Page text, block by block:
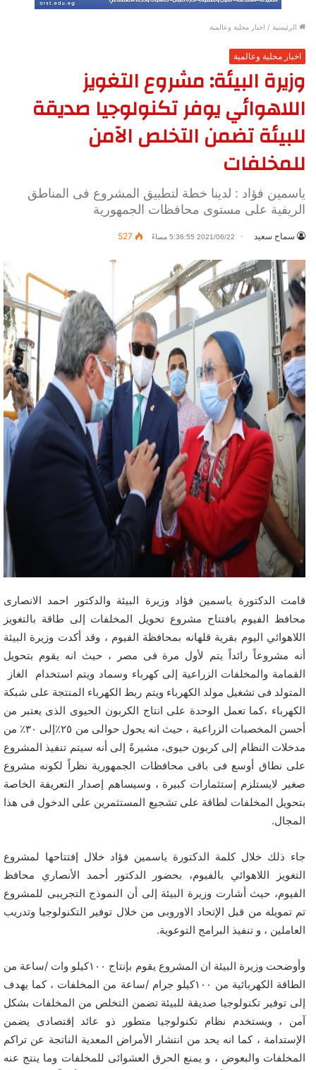
الرئيسية / اخبار محلية وعالمية
اخبار محلية وعالمية
وزيرة البيئة: مشروع التغويز
اللاهوائي يوفر تكنولوجيا صديقة
للبيئة تضمن التخلص الآمن
للمخلفات
ياسمين فؤاد : لدينا خطة لتطبيق المشروع فى المناطق
الريفية على مستوى محافظات الجمهورية
سماح سعيد 2021/06/22 5:36:55 مساءً 527
قامت الدكتورة ياسمين فؤاد وزيرة البيئة والدكتور احمد الانصارى
محافظ الفيوم بافتتاح مشروع تحويل المخلفات إلى طاقة بالتغويز
اللاهوائي اليوم بقرية قلهانه بمحافظة الفيوم ، وقد أكدت وزيرة البيئة
أنه مشروعاً رائداً يتم لأول مرة فى مصر ، حيث انه يقوم بتحويل
القمامة والمخلفات الزراعية إلى كهرباء وسماد ويتم استخدام الغاز
المتولد فى تشغيل مولد الكهرباء ويتم ربط الكهرباء المنتجة على شبكة
الكهرباء ،كما تعمل الوحدة على انتاج الكربون الحيوى الذى يعتبر من
أحسن المخصبات الزراعية ، حيث انه يحول حوالى من ٢٥٪إلى ٣٠٪ من
مدخلات النظام إلى كربون حيوى، مشيرةً إلى أنه سيتم تنفيذ المشروع
على نطاق أوسع فى باقى محافظات الجمهورية نظراً لكونه مشروع
صغير لايستلزم إستثمارات كبيرة ، وسيساهم إصدار التعريفة الخاصة
بتحويل المخلفات لطاقة على تشجيع المستثمرين على الدخول فى هذا
المجال.
جاء ذلك خلال كلمة الدكتورة ياسمين فؤاد خلال إفتتاحها لمشروع
التغويز اللاهوائي بالفيوم، بحضور الدكتور أحمد الأنصاري محافظ
الفيوم، حيث أشارت وزيرة البيئة إلى أن النموذج التجريبى للمشروع
تم تمويله من قبل الإتحاد الاوروبى من خلال توفير التكنولوجيا وتدريب
العاملين ، و تنفيذ البرامج التوعوية.
وأوضحت وزيرة البيئة ان المشروع يقوم بإنتاج ١٠٠كيلو وات /ساعة من
الطاقة الكهربائية من ١٠٠كيلو جرام /ساعة من المخلفات ، كما يهدف
إلى توفير تكنولوجيا صديقة للبيئة تضمن التخلص من المخلفات بشكل
آمن ، ويستخدم نظام تكنولوجيا متطور ذو عائد إقتصادى يضمن
الإستدامة ، كما انه يحد من انتشار الأمراض المعدية الناتجة عن تراكم
المخلفات والبعوض ، و يمنع الحرق العشوائى للمخلفات وما ينتج عنه